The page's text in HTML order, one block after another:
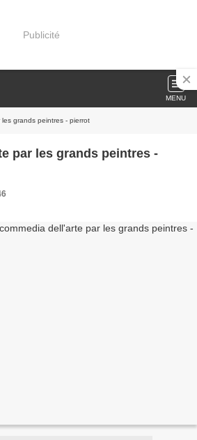
Publicité
MENU
grands peintres - pierrot
par les grands peintres -